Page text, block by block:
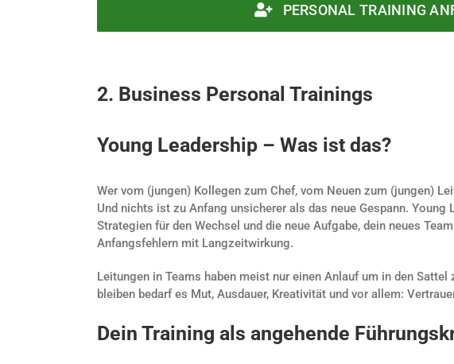
PERSONAL TRAINING
2. Business Personal Trainings
Young Leadership – Was ist das?
Wer vom (jungen) Kollegen zum Chef, vom Neuen zum (jungen)
Und nichts ist zu Anfang unsicherer als das neue Gespann.
Strategien für den Wechsel und die neue Aufgabe, dein neues
Anfangsfehlern mit Langzeitwirkung.
Leitungen in Teams haben meist nur einen Anlauf um in den
bleiben bedarf es Mut, Ausdauer, Kreativität und vor allem:
Dein Training als angehende